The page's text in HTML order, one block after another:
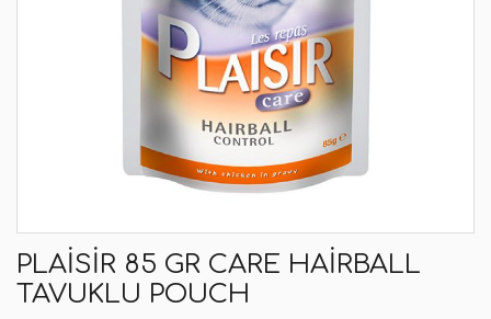
PLAISIR 85 GR CARE HAIRBALL
TAVUKLU POUCH